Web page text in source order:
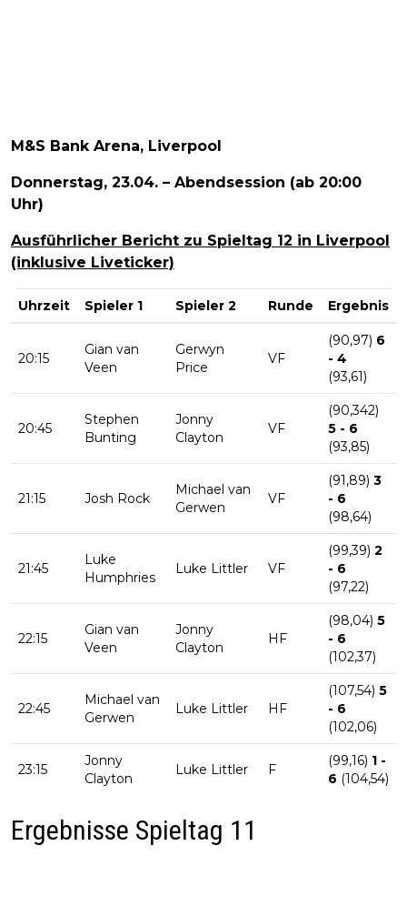
M&S Bank Arena, Liverpool
Donnerstag, 23.04. – Abendsession (ab 20:00
Uhr)
Ausführlicher Bericht zu Spieltag 12 in Liverpool
(inklusive Liveticker)
Uhrzeit Spieler 1 Spieler 2 Runde Ergebnis
20:15
Gian van
Veen
Gerwyn
Price
VF
(90,97) 6
- 4
(93,61)
20:45
Stephen
Bunting
Jonny
Clayton
VF
(90,342)
5 - 6
(93,85)
21:15 Josh Rock
Michael van
Gerwen
VF
(91,89) 3
- 6
(98,64)
21:45
Luke
Humphries
Luke Littler VF
(99,39) 2
- 6
(97,22)
22:15
Gian van
Veen
Jonny
Clayton
HF
(98,04) 5
- 6
(102,37)
22:45
Michael van
Gerwen
Luke Littler HF
(107,54) 5
- 6
(102,06)
23:15
Jonny
Clayton
Luke Littler F
(99,16) 1 -
6 (104,54)
Ergebnisse Spieltag 11